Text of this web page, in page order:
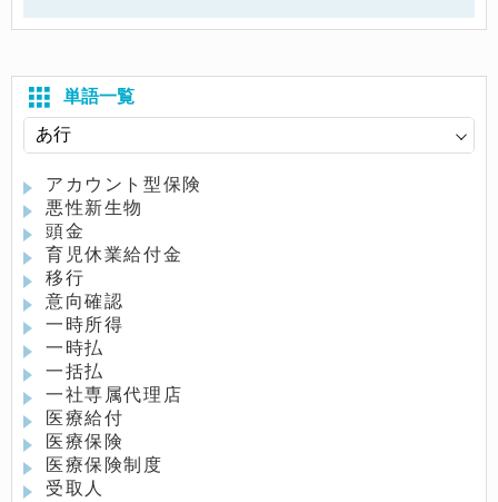
単語一覧
アカウント型保険
悪性新生物
頭金
育児休業給付金
移行
意向確認
一時所得
一時払
一括払
一社専属代理店
医療給付
医療保険
医療保険制度
受取人